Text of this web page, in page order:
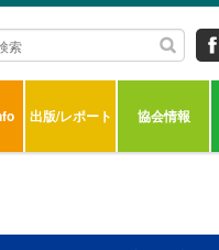
出版/レポート 協会情報